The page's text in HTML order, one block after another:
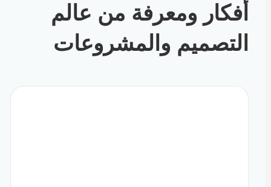
أفكار ومعرفة من عالم
التصميم والمشروعات